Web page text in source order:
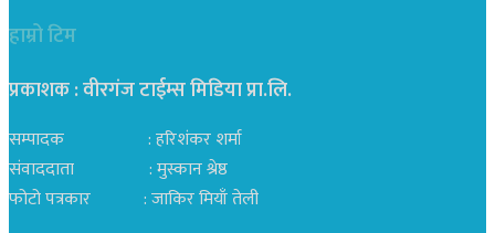
हाम्रो टिम
प्रकाशक : वीरगंज टाईम्स मिडिया प्रा‍.लि.
सम्पादक : हरिशंकर शर्मा
संवाददाता : मुस्कान श्रेष्ठ
फोटो पत्रकार : जाकिर मियाँ तेली